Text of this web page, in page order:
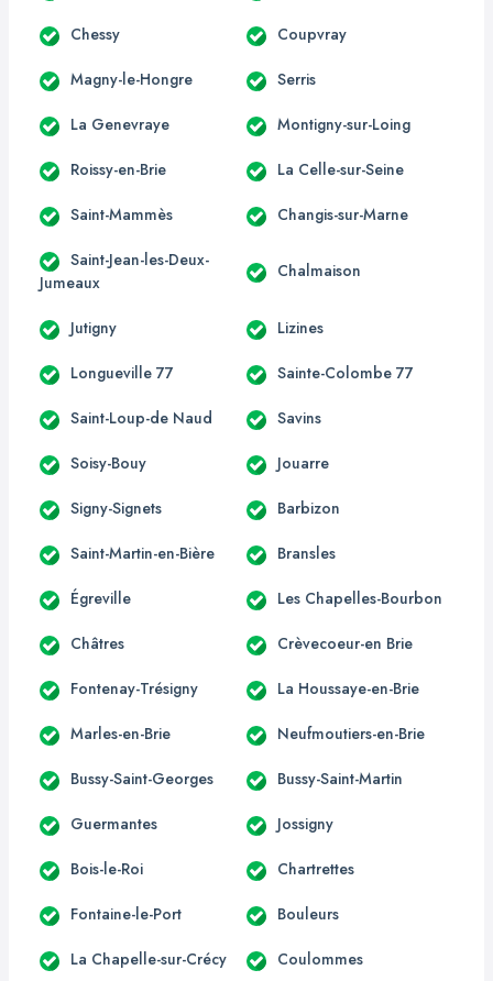
Chessy Coupvray
Magny-le-Hongre Serris
La Genevraye Montigny-sur-Loing
Roissy-en-Brie La Celle-sur-Seine
Saint-Mammès Changis-sur-Marne
Saint-Jean-les-Deux-
Jumeaux
Chalmaison
Jutigny Lizines
Longueville 77 Sainte-Colombe 77
Saint-Loup-de Naud Savins
Soisy-Bouy Jouarre
Signy-Signets Barbizon
Saint-Martin-en-Bière Bransles
Égreville Les Chapelles-Bourbon
Châtres Crèvecoeur-en Brie
Fontenay-Trésigny La Houssaye-en-Brie
Marles-en-Brie Neufmoutiers-en-Brie
Bussy-Saint-Georges Bussy-Saint-Martin
Guermantes Jossigny
Bois-le-Roi Chartrettes
Fontaine-le-Port Bouleurs
La Chapelle-sur-Crécy Coulommes